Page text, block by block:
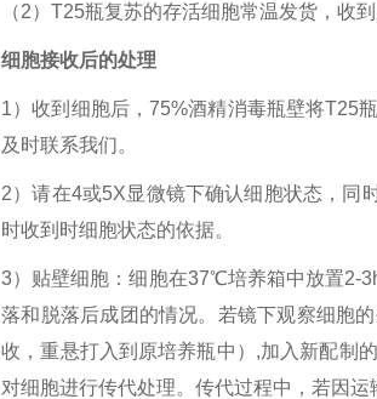
（2）T25瓶复苏的存活细胞常温发货，收
细胞接收后的处理
1）收到细胞后，75%酒精消毒瓶壁将T25
及时联系我们。
2）请在4或5X显微镜下确认细胞状态，同
时收到时细胞状态的依据。
3）贴壁细胞：细胞在37℃培养箱中放置2-
落和脱落后成团的情况。若镜下观察细胞
收，重悬打入到原培养瓶中）,加入新配制
对细胞进行传代处理。传代过程中，若因运